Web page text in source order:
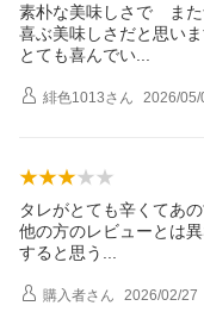
素朴な美味しさで ま
喜ぶ美味しさだと思い
とても喜んでい
緋色1013さん 2026/05/
タレがとても辛くてあ
他の方のレビューとは
すると思う
購入者さん 2026/02/27